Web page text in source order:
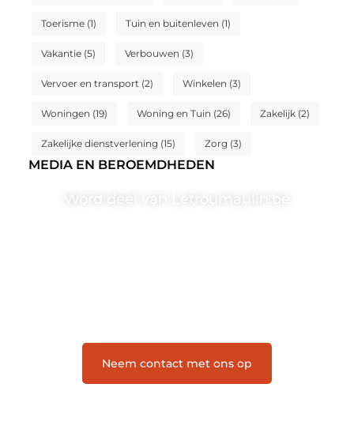
Toerisme(1) Tuin en buitenleven (1)
Vakantie(5) Verbouwen (3)
Vervoer en transport (2) Winkelen (3)
Woningen (19) Woning en Tuin (26) Zakelijk(2)
Zakelijke dienstverlening (15) Zorg (3)
MEDIA EN BEROEMDHEDEN
Neem contact met ons op